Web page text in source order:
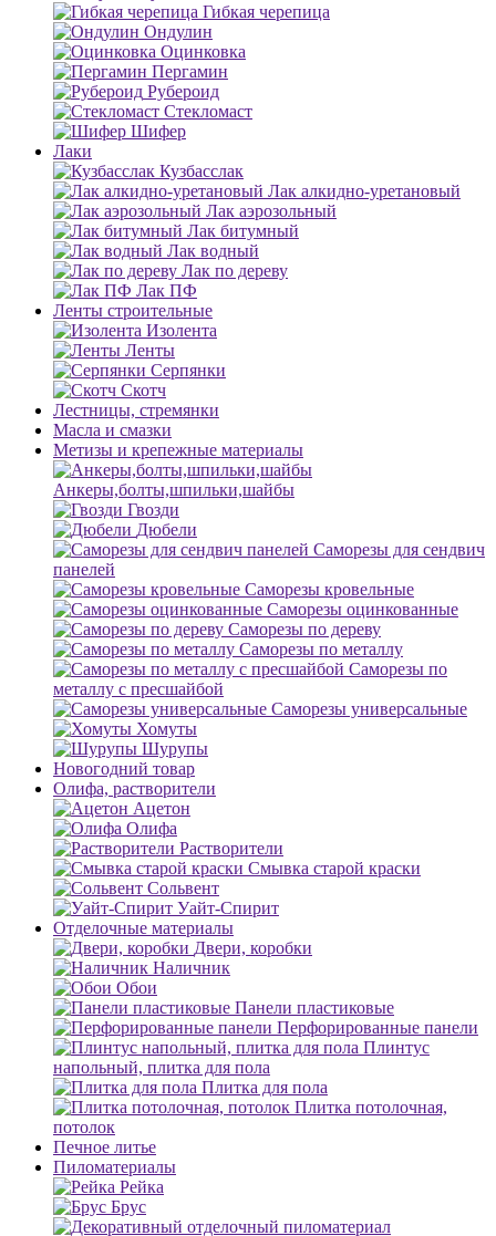
Гибкая черепица
Ондулин
Оцинковка
Пергамин
Рубероид
Стекломаст
Шифер
Лаки
Кузбасслак
Лак алкидно-уретановый
Лак аэрозольный
Лак битумный
Лак водный
Лак по дереву
Лак ПФ
Ленты строительные
Изолента
Ленты
Серпянки
Скотч
Лестницы, стремянки
Масла и смазки
Метизы и крепежные материалы
Анкеры,болты,шпильки,шайбы
Гвозди
Дюбели
Саморезы для сендвич
панелей
Саморезы кровельные
Саморезы оцинкованные
Саморезы по дереву
Саморезы по металлу
Саморезы по
металлу с пресшайбой
Саморезы универсальные
Хомуты
Шурупы
Новогодний товар
Олифа, растворители
Ацетон
Олифа
Растворители
Смывка старой краски
Сольвент
Уайт-Спирит
Отделочные материалы
Двери, коробки
Наличник
Обои
Панели пластиковые
Перфорированные панели
Плинтус
напольный, плитка для пола
Плитка для пола
Плитка потолочная,
потолок
Печное литье
Пиломатериалы
Рейка
Брус